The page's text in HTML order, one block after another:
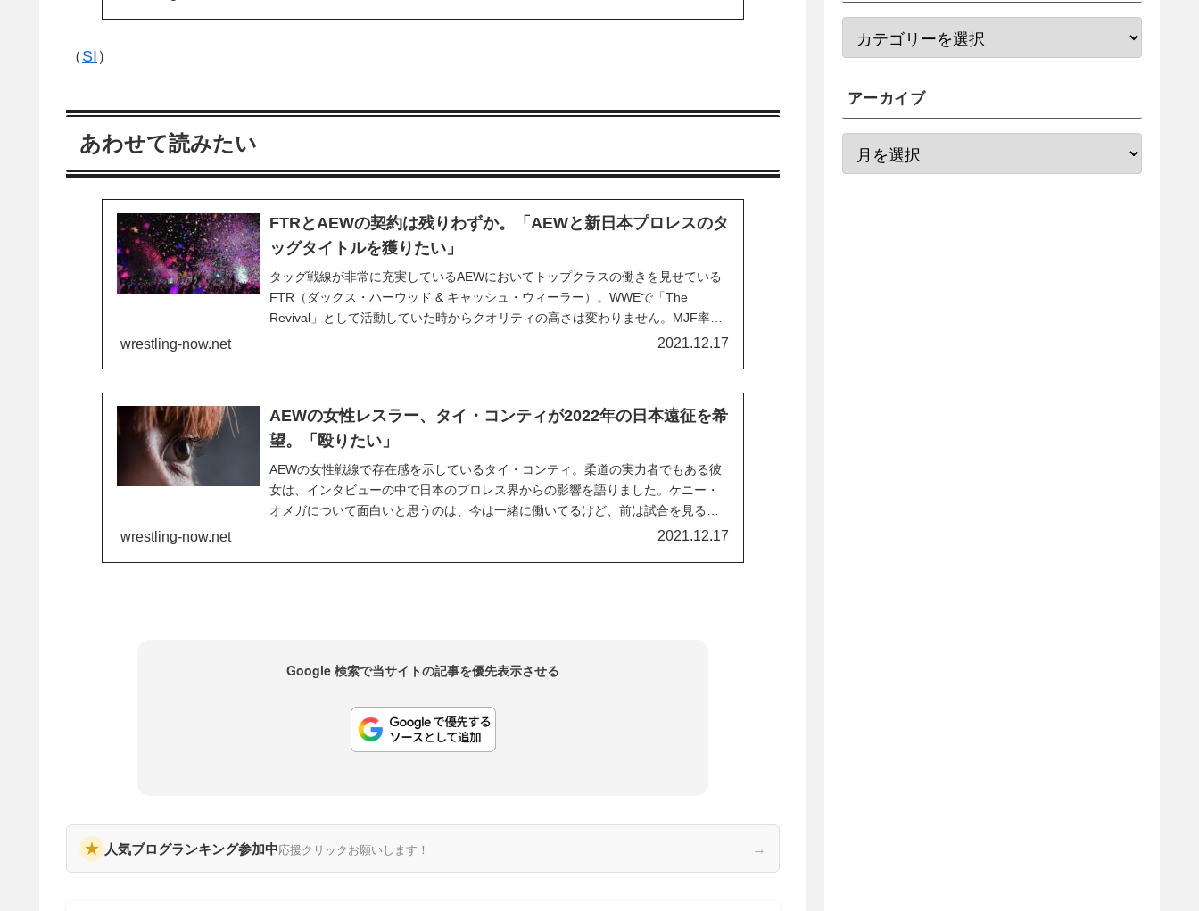
（ SI ）
あわせて読みたい
FTRとAEWの契約は残りわずか。「AEWと新日本プロレスのタ
ッグタイトルを獲りたい」
タッグ戦線が非常に充実しているAEWにおいてトップクラスの働きを見せている
FTR（ダックス・ハーウッド & キャッシュ・ウィーラー）。WWEで「The
Revival」として活動していた時からクオリティの高さは変わりません。MJF率い
るヒールユニット「The Pinnacle」のメンバーとしても活躍している2人ですが、
wrestling-now.net 2021.12.17
AEWの女性レスラー、タイ・コンティが2022年の日本遠征を希
望。「殴りたい」
AEWの女性戦線で存在感を示しているタイ・コンティ。柔道の実力者でもある彼
女は、インタビューの中で日本のプロレス界からの影響を語りました。ケニー・
オメガについて面白いと思うのは、今は一緒に働いてるけど、前は試合を見るの
が好きな人だったってこと。私がNXTにいた時にVトリガーを使っていたのは彼の
wrestling-now.net 2021.12.17
Google 検索で当サイトの記事を優先表示させる
★ 人気ブログランキング参加中応援クリックお願いします！ →
アーカイブ